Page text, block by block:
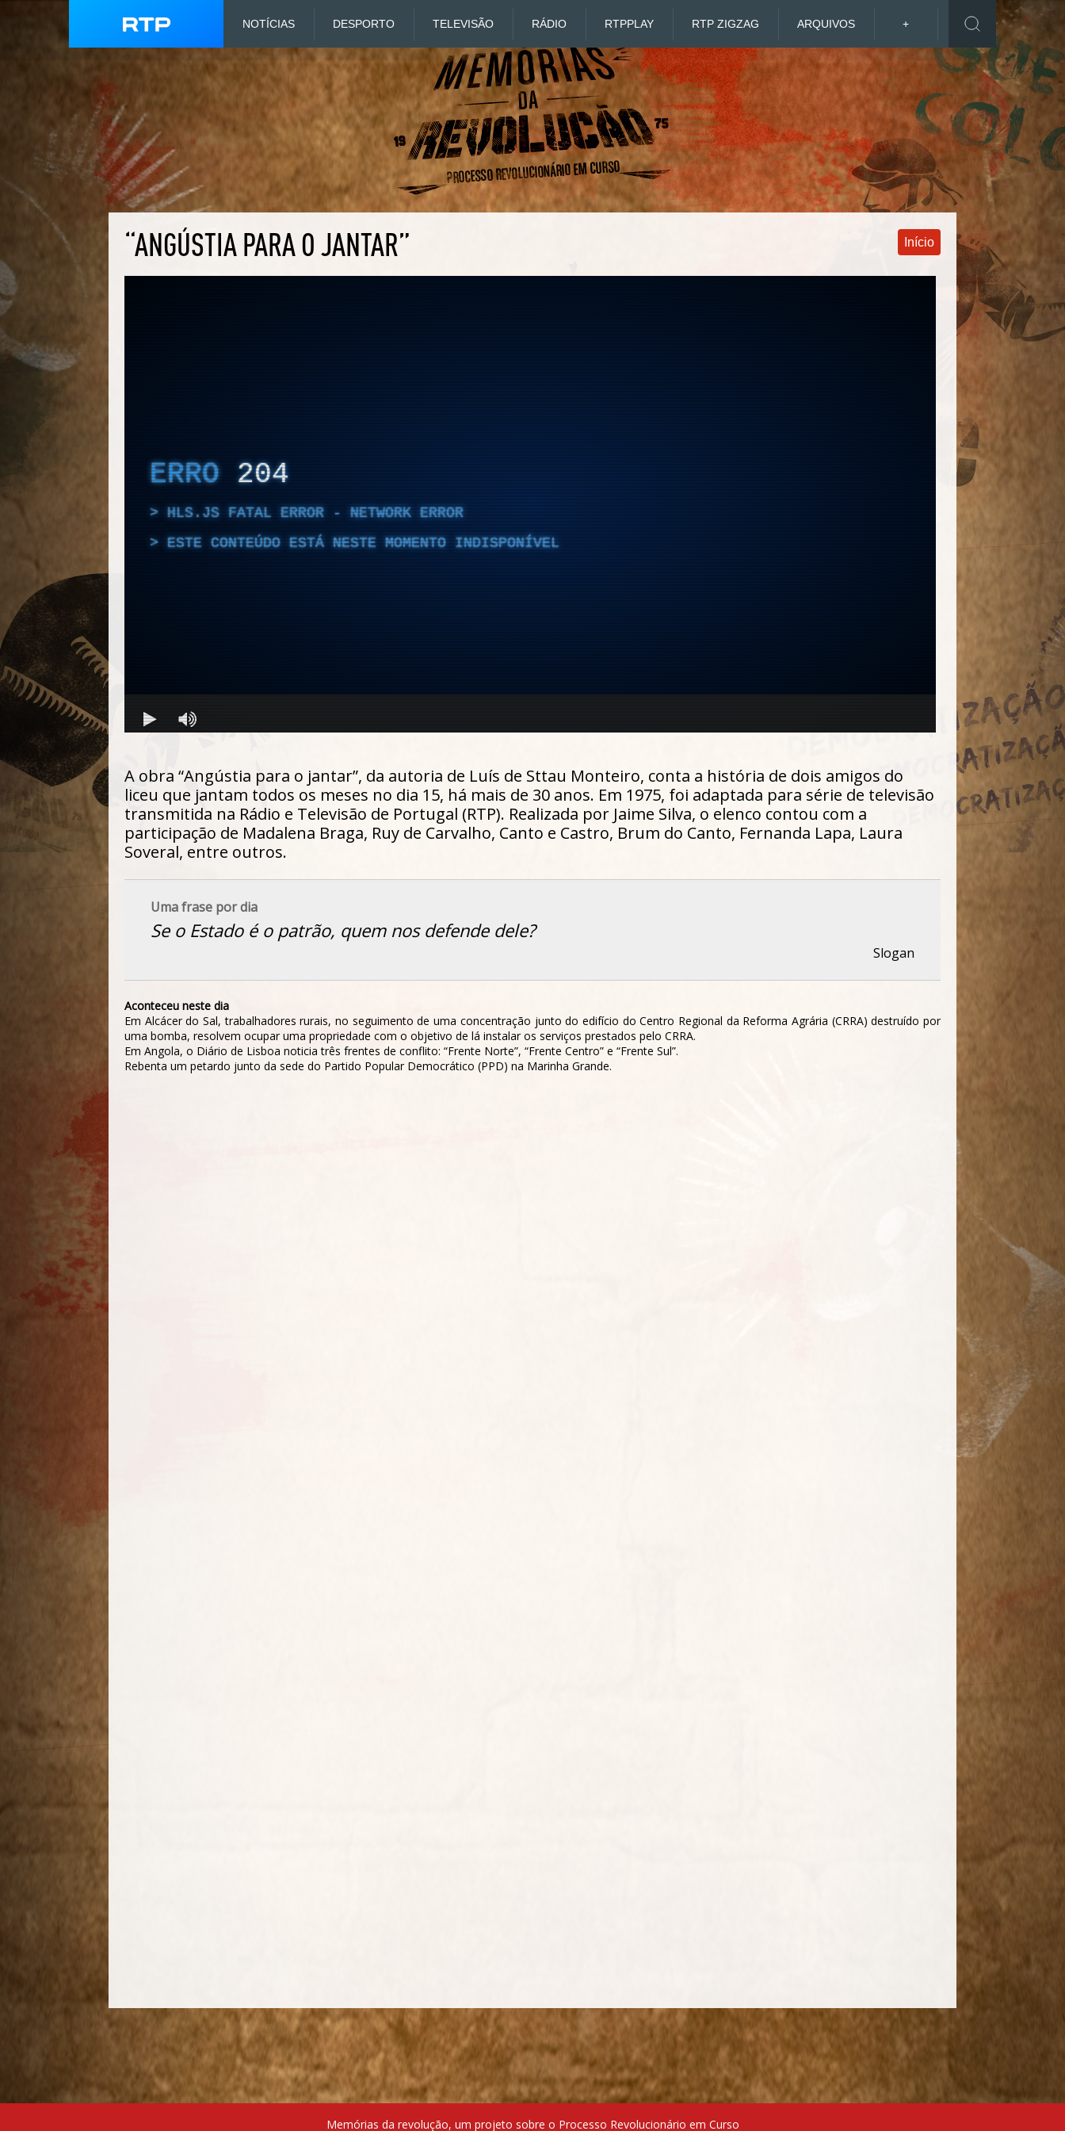
NOTÍCIAS DESPORTO TELEVISÃO RÁDIO RTPPLAY RTP ZIGZAG ARQUIVOS +
“ANGÚSTIA PARA O JANTAR” Início
A obra “Angústia para o jantar”, da autoria de Luís de Sttau Monteiro, conta a história de dois amigos do
liceu que jantam todos os meses no dia 15, há mais de 30 anos. Em 1975, foi adaptada para série de televisão
transmitida na Rádio e Televisão de Portugal (RTP). Realizada por Jaime Silva, o elenco contou com a
participação de Madalena Braga, Ruy de Carvalho, Canto e Castro, Brum do Canto, Fernanda Lapa, Laura
Soveral, entre outros.
Uma frase por dia
Se o Estado é o patrão, quem nos defende dele?
Slogan
Aconteceu neste dia
Em Alcácer do Sal, trabalhadores rurais, no seguimento de uma concentração junto do edifício do Centro Regional da Reforma Agrária (CRRA) destruído por
uma bomba, resolvem ocupar uma propriedade com o objetivo de lá instalar os serviços prestados pelo CRRA.
Em Angola, o Diário de Lisboa noticia três frentes de conflito: “Frente Norte”, “Frente Centro” e “Frente Sul”.
Rebenta um petardo junto da sede do Partido Popular Democrático (PPD) na Marinha Grande.
Memórias da revolução, um projeto sobre o Processo Revolucionário em Curso